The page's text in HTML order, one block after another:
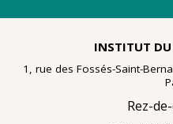
INSTITUT DU
1, rue des Fossés-Saint-
Rez-